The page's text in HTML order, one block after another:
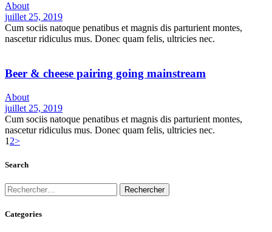
About
juillet 25, 2019
Cum sociis natoque penatibus et magnis dis parturient montes,
nascetur ridiculus mus. Donec quam felis, ultricies nec.
Beer & cheese pairing going mainstream
About
juillet 25, 2019
Cum sociis natoque penatibus et magnis dis parturient montes,
nascetur ridiculus mus. Donec quam felis, ultricies nec.
1 2>
Search
Categories